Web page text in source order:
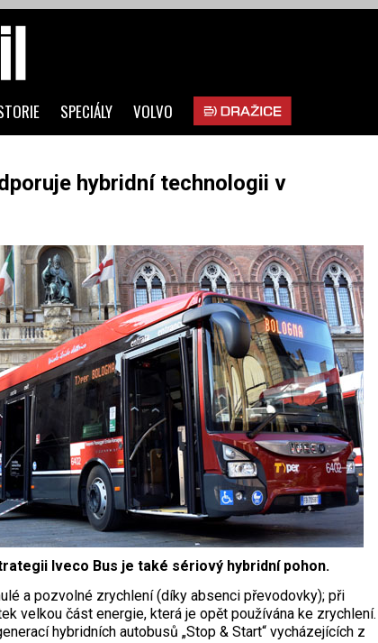
hybridní technologii v
Iveco Bus je také sériový hybridní pohon.
a pozvolné zrychlení (díky absenci převodovky); při
velkou část energie, která je opět používána ke zrychlení.
hybridních autobusů „Stop & Start“ vycházejících z
SPECIÁLY VOLVO